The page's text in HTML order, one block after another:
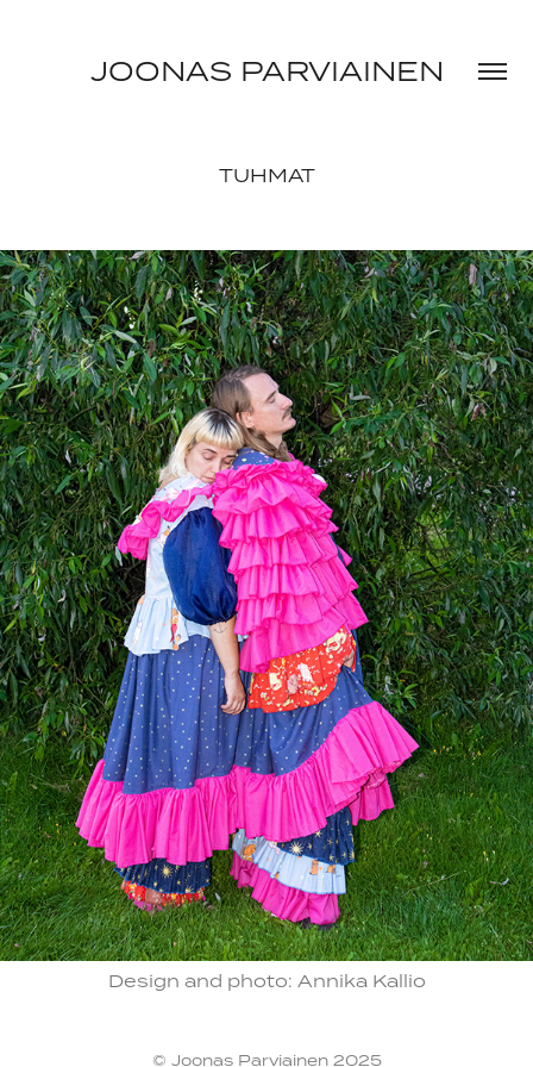
JOONAS PARVIAINEN
TUHMAT
Design and photo: Annika Kallio
© Joonas Parviainen 2025